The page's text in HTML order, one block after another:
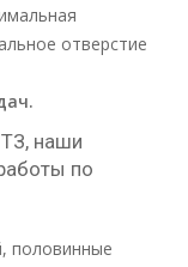
отверстие
наши
по
половинные